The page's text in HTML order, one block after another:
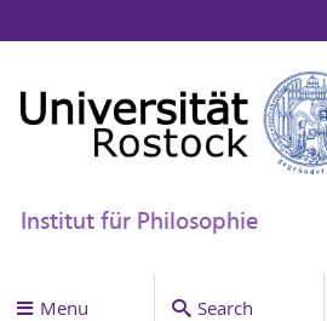
Institut für Philosophie
Menu Search